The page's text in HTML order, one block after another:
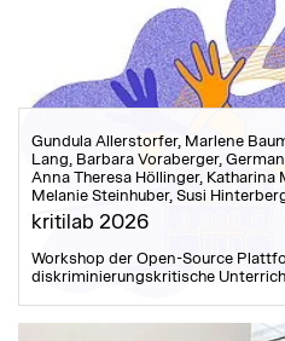
Gundula Allerstorfer, Marlene
Lang, Barbara Voraberger,
Anna Theresa Höllinger, Katharina
Melanie Steinhuber, Susi
kritilab 2026
Workshop der Open-Source
diskriminierungskritische